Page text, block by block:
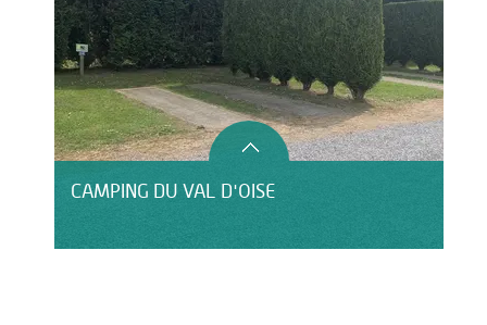
CAMPING DU VAL D'OISE
HÔTEL LE CLOS DU MONTVINAGE